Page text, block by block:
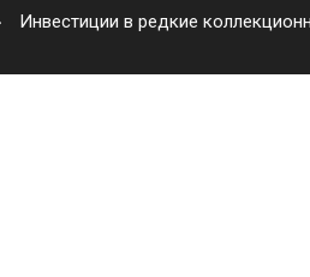
Инвестиции в редкие